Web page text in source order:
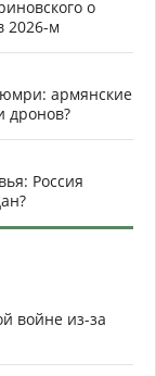
о
2026-м
армянские
дронов?
Россия
войне из-за